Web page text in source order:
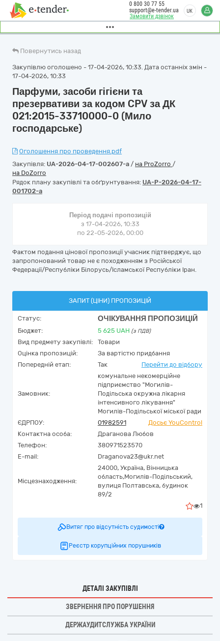
Замовити дзвінок
0 800 30 77 55
support@e-tender.ua
UK
Повернутись назад
Закупівлю оголошено - 17-04-2026, 10:33. Дата останніх змін -
17-04-2026, 10:33
Парфуми, засоби гігієни та
презервативи за кодом CPV за ДК
021:2015-33710000-0 (Мило
господарське)
Оголошення про проведення.pdf
Закупівля: UA-2026-04-17-002607-a / на ProZorro /
на DoZorro
Рядок плану закупівлі та обґрунтування: UA-P-2026-04-17-
001702-a
Період подачі пропозицій
з 17-04-2026, 10:33
по 22-05-2026, 00:00
Фактом подання цінової пропозиції учасник підтверджує, що
запропонований товар не є походженням з Російської
Федерації/Республіки Білорусь/Ісламської Республіки Іран.
ЗАПИТ (ЦІНИ) ПРОПОЗИЦІЙ
Статус: ОЧІКУВАННЯ ПРОПОЗИЦІЙ
Бюджет: 5 625 UAH (з ПДВ)
Вид предмету закупівлі:
Товари
Оцінка пропозицій:
За вартістю придбання
Попередній етап:
Так Перейти до відбору
Замовник:
комунальне некомерційне
підприємство "Могилів-
Подільська окружна лікарня
інтенсивного лікування"
Могилів-Подільської міської ради
ЄДРПОУ:
01982591
Досьє YouControl
Контактна особа:
Драганова Любов
Телефон:
380971523570
E-mail:
Draganova23@ukr.net
Місцезнаходження:
24000, Україна, Вінницька
область,Могилів-Подільський,
вулиця Полтавська, будинок
89/2
1
Витяг про відсутність судимості
Реєстр корупційних порушників
ДЕТАЛІ ЗАКУПІВЛІ
ЗВЕРНЕННЯ ПРО ПОРУШЕННЯ
ДЕРЖАУДИТСЛУЖБА УКРАЇНИ